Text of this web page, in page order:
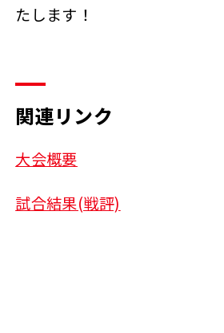
たします！
関連リンク
大会概要
試合結果(戦評)